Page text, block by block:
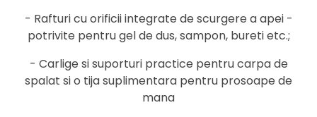
- Rafturi cu orificii integrate de scurgere a apei -
potrivite pentru gel de dus, sampon, bureti etc.;
- Carlige si suporturi practice pentru carpa de
spalat si o tija suplimentara pentru prosoape de
mana